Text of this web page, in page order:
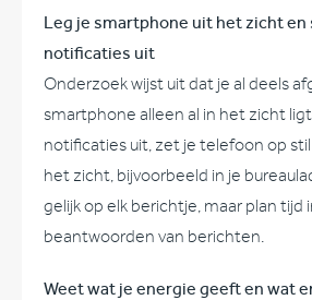
Leg je smartphone uit het zicht en
notificaties uit
Onderzoek wijst uit dat je al deels
smartphone alleen al in het zicht
notificaties uit, zet je telefoon op
het zicht, bijvoorbeeld in je
gelijk op elk berichtje, maar plan tijd
beantwoorden van berichten.
Weet wat je energie geeft en wat